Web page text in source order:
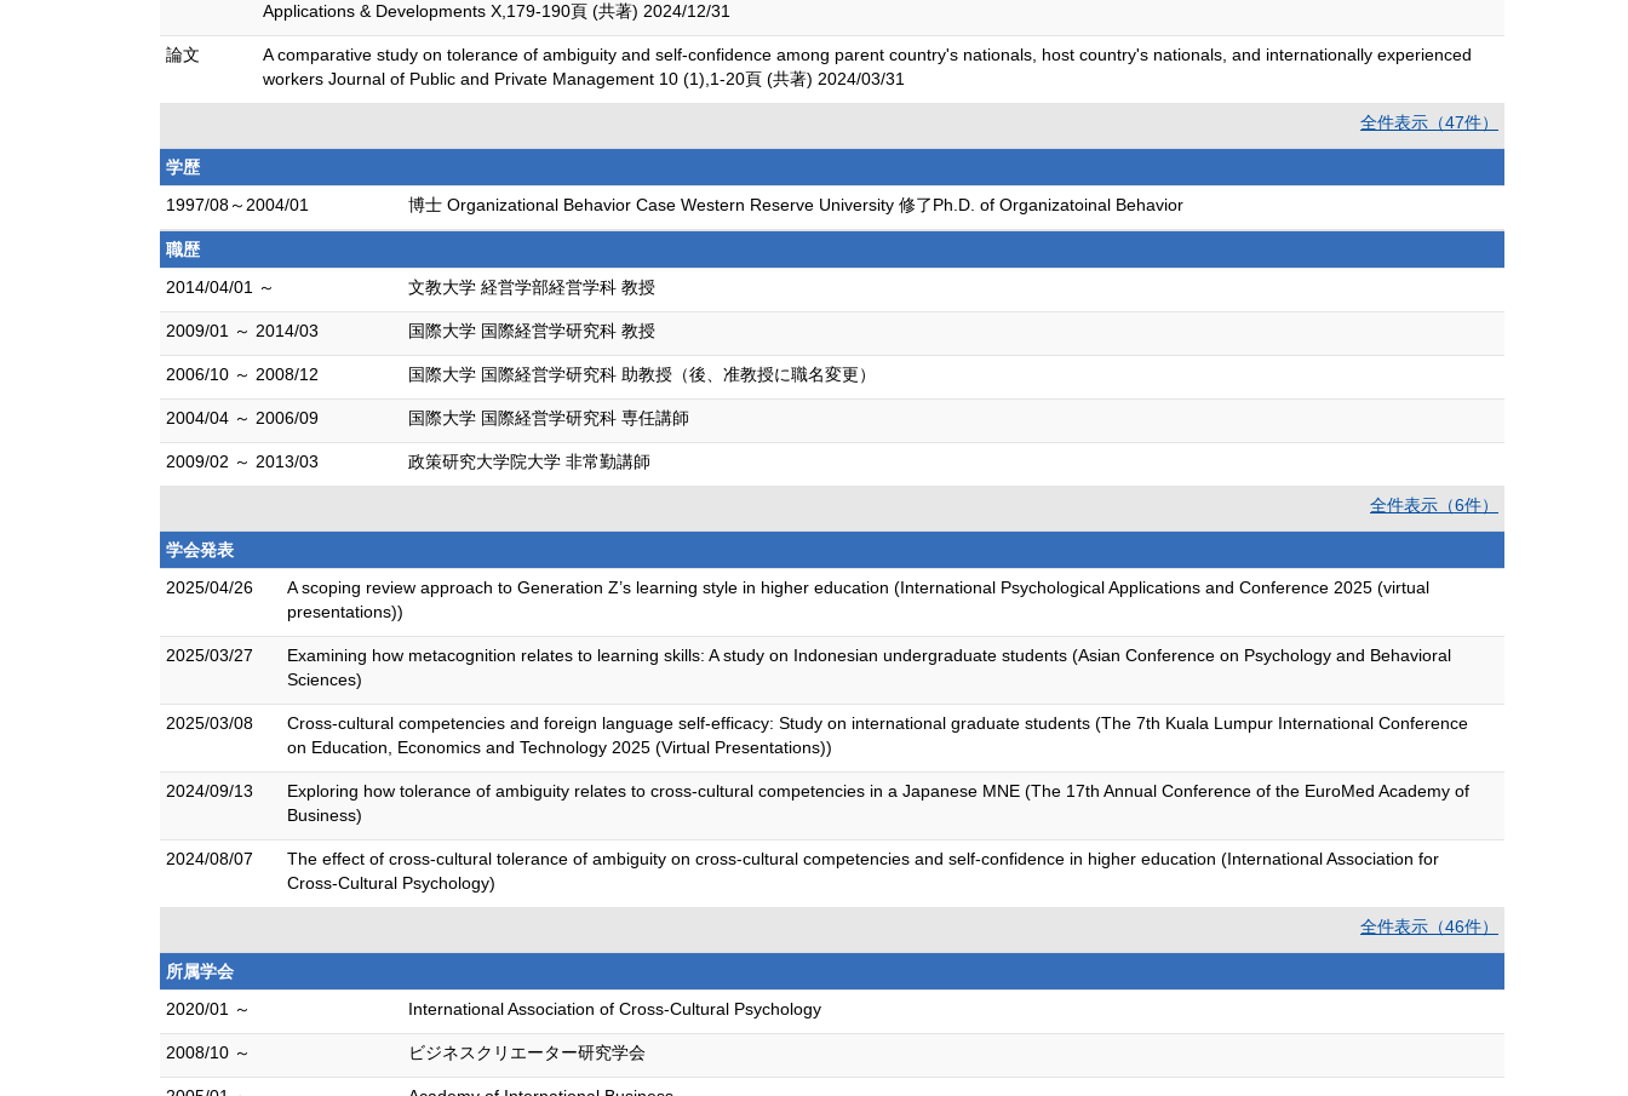
Applications & Developments X,179-190頁 (共著) 2024/12/31
論文
A comparative study on tolerance of ambiguity and self-confidence among parent country's nationals, host country's nationals, and internationally experienced
workers Journal of Public and Private Management 10 (1),1-20頁 (共著) 2024/03/31
全件表示（47件）
学歴
1997/08～2004/01
博士 Organizational Behavior Case Western Reserve University 修了Ph.D. of Organizatoinal Behavior
職歴
2014/04/01 ～
文教大学 経営学部経営学科 教授
2009/01 ～ 2014/03 国際大学 国際経営学研究科 教授
2006/10 ～ 2008/12 国際大学 国際経営学研究科 助教授（後、准教授に職名変更）
2004/04 ～ 2006/09 国際大学 国際経営学研究科 専任講師
2009/02 ～ 2013/03 政策研究大学院大学 非常勤講師
全件表示（6件）
学会発表
2025/04/26
A scoping review approach to Generation Z’s learning style in higher education (International Psychological Applications and Conference 2025 (virtual
presentations))
2025/03/27
Examining how metacognition relates to learning skills: A study on Indonesian undergraduate students (Asian Conference on Psychology and Behavioral
Sciences)
2025/03/08
Cross-cultural competencies and foreign language self-efficacy: Study on international graduate students (The 7th Kuala Lumpur International Conference
on Education, Economics and Technology 2025 (Virtual Presentations))
2024/09/13
Exploring how tolerance of ambiguity relates to cross-cultural competencies in a Japanese MNE (The 17th Annual Conference of the EuroMed Academy of
Business)
2024/08/07
The effect of cross-cultural tolerance of ambiguity on cross-cultural competencies and self-confidence in higher education (International Association for
Cross-Cultural Psychology)
全件表示（46件）
所属学会
2020/01 ～
International Association of Cross-Cultural Psychology
2008/10 ～ ビジネスクリエーター研究学会